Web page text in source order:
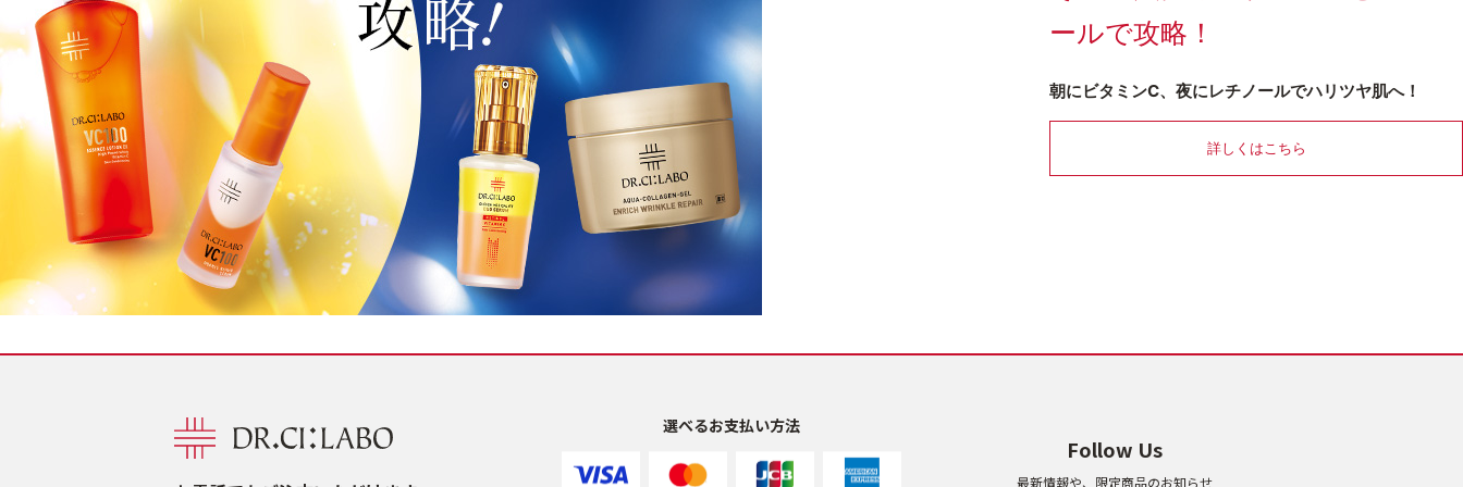
ールで攻略！
朝にビタミンC、夜にレチノールでハリツヤ肌へ！
詳しくはこちら
選べるお支払い方法
Follow Us
最新情報や、限定商品のお知らせ